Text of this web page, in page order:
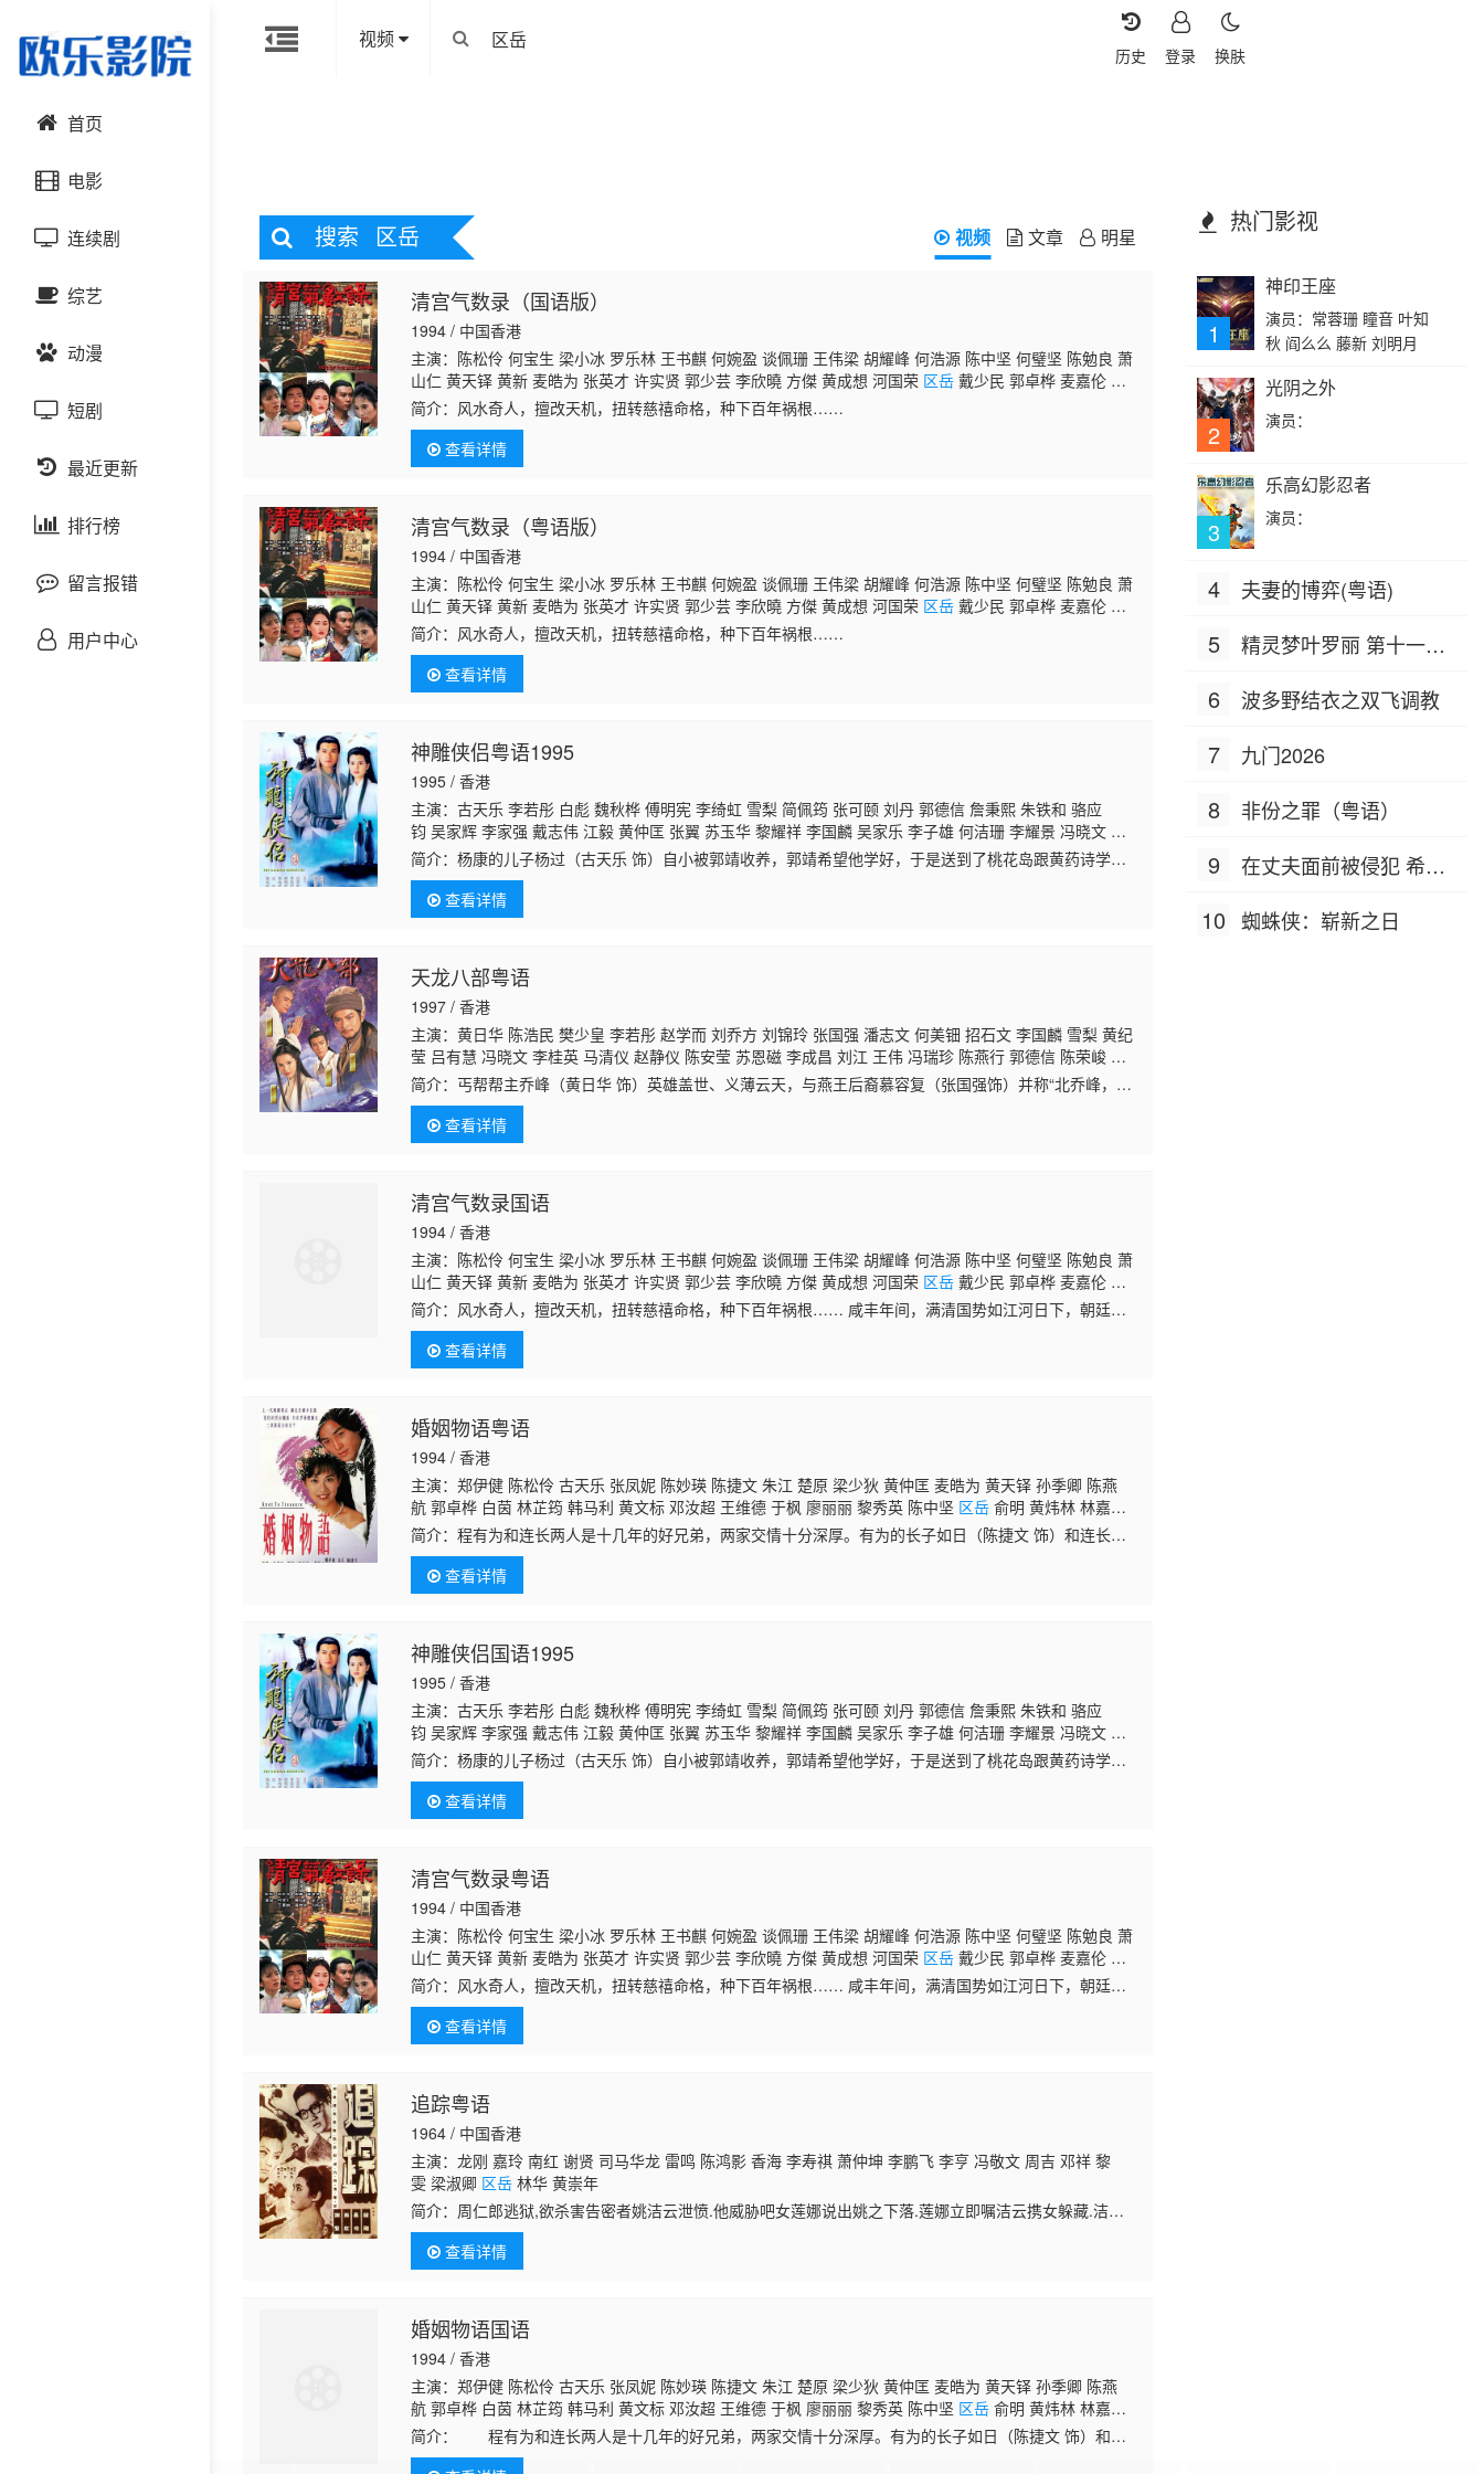
视频
换肤
登录
历史
首页
电影
动作片
喜剧片
爱情片
科幻片
恐怖片
剧情片
战争片
悬疑片
连续剧
国产剧
港台剧
日韩剧
欧美剧
泰国剧
综艺
大陆综艺
日韩综艺
港台综艺
欧美综艺
动漫
国产动漫
日韩动漫
欧美动漫
短剧
最近更新
排行榜
留言报错
用户中心
搜索 区岳 视频 文章 明星
清宫气数录（国语版）
1994 / 中国香港
主演：陈松伶 何宝生 梁小冰 罗乐林 王书麒 何婉盈 谈佩珊 王伟梁 胡耀峰 何浩源 陈中坚 何璧坚 陈勉良 萧
山仁 黄天铎 黄新 麦皓为 张英才 许实贤 郭少芸 李欣曉 方傑 黄成想 河国荣 区岳 戴少民 郭卓桦 麦嘉伦 张
延 虞天伟 黎秀英 黄炜林 吕剑光 梁钦棋 廖丽丽 黄文标 孙季卿 劉煒全 郑君宁 冯素波 萧玉燕 冯瑞珍 李耀
景 邓煜荣 谭一清 林家栋 李炜祺 邓汝超 凌汉 林珮君 蒋文端 王维德 邵卓尧 黄仲匡 刘桂芳 陈荣峻 游飙 薛
纯基 陆丽燕 温双燕 余慕莲 陈燕航
简介： 风水奇人，擅改天机，扭转慈禧命格，种下百年祸根……
查看详情
清宫气数录（粤语版）
1994 / 中国香港
主演：陈松伶 何宝生 梁小冰 罗乐林 王书麒 何婉盈 谈佩珊 王伟梁 胡耀峰 何浩源 陈中坚 何璧坚 陈勉良 萧
山仁 黄天铎 黄新 麦皓为 张英才 许实贤 郭少芸 李欣曉 方傑 黄成想 河国荣 区岳 戴少民 郭卓桦 麦嘉伦 张
延 虞天伟 黎秀英 黄炜林 吕剑光 梁钦棋 廖丽丽 黄文标 孙季卿 劉煒全 郑君宁 冯素波 萧玉燕 冯瑞珍 李耀
景 邓煜荣 谭一清 林家栋 李炜祺 邓汝超 凌汉 林珮君 蒋文端 王维德 邵卓尧 黄仲匡 刘桂芳 陈荣峻 游飙 薛
纯基 陆丽燕 温双燕 余慕莲 陈燕航
简介： 风水奇人，擅改天机，扭转慈禧命格，种下百年祸根……
查看详情
神雕侠侣粤语1995
1995 / 香港
主演：古天乐 李若彤 白彪 魏秋桦 傅明宪 李绮虹 雪梨 简佩筠 张可颐 刘丹 郭德信 詹秉熙 朱铁和 骆应
钧 吴家辉 李家强 戴志伟 江毅 黄仲匡 张翼 苏玉华 黎耀祥 李国麟 吴家乐 李子雄 何洁珊 李耀景 冯晓文 刘
江 李丽丽 陈启泰 蔡云霞 李桂英 黄智贤 温文英 刘家辉 冯素波 廖骏雄 李子奇 关菁 张鸿昌 罗兰 张延 黎汉
持 马海伦 蔡国庆 鲁振顺 焦雄 麦子云 陈狄克 廖丽丽 陈安莹 虞天伟 博君 游飙 吕剑光 孙季卿
左 戴少民 邓汝超 伍文生 汤俊明 张宏伟 薛纯基 何金灵 简文达
简介：杨康的儿子杨过（古天乐 饰）自小被郭靖收养，郭靖希望他学好，于是送到了桃花岛跟黄药诗学
习。杨过在桃花岛上整日被郭芙和大、小武欺负，一气之下独自出走了。杨过被古墓派的小龙女（李若彤
饰）收留，认她作
查看详情
天龙八部粤语
1997 / 香港
主演：黄日华 陈浩民 樊少皇 李若彤 赵学而 刘乔方 刘锦玲 张国强 潘志文 何美钿 招石文 李国麟 雪梨 黄纪
莹 吕有慧 冯晓文 李桂英 马清仪 赵静仪 陈安莹 苏恩磁 李成昌 刘江 王伟 冯瑞珍 陈燕行 郭德信 陈荣峻 江
汉 温双燕 李鸿杰 骆应钧 廖骏雄 麦子云 邵卓尧 麦长青 梁健平 梁钦棋 陈狄克 罗君左 余慕莲 李龙基 刘
丹 蔡国庆 陈中坚 凌汉
璧坚 龙志成 李海生 罗国维 艾威 鲍方 薛纯基 郭卓桦 沈宝思
简介： 丐帮帮主乔峰（黄日华 饰）英雄盖世、义薄云天，与燕王后裔慕容复（张国强饰）并称“北乔峰，南
慕容”。时值江湖上突发多起命案，乔峰在帮助慕容复洗刷嫌疑的同时，却不想被丐帮的阴谋党揭发了自己
的身世之谜，
查看详情
清宫气数录国语
1994 / 香港
主演：陈松伶 何宝生 梁小冰 罗乐林 王书麒 何婉盈 谈佩珊 王伟梁 胡耀峰 何浩源 陈中坚 何璧坚 陈勉良 萧
山仁 黄天铎 黄新 麦皓为 张英才 许实贤 郭少芸 李欣曉 方傑 黄成想 河国荣 区岳 戴少民 郭卓桦 麦嘉伦 张
延 虞天伟 黎秀英 黄炜林 吕剑光 梁钦棋 廖丽丽 黄文标 孙季卿 劉煒全 郑君宁 冯素波 萧玉燕 冯瑞珍 李耀
景 邓煜荣 谭一清 林家栋 李炜祺 邓汝超 凌汉 林珮君 蒋文端 王维德 邵卓尧 黄仲匡 刘桂芳 陈荣峻 游飙 薛
纯基 陆丽燕 温双燕 余慕莲 陈燕航
简介： 风水奇人，擅改天机，扭转慈禧命格，种下百年祸根…… 咸丰年间，满清国势如江河日下，朝廷钦
天监大臣廉抱山（罗乐林）受朝廷之命，寻找延续清室气数之法。 青年何虫（何宝生）原为一小庙的庙祝
（庙里从事
查看详情
婚姻物语粤语
1994 / 香港
主演：郑伊健 陈松伶 古天乐 张凤妮 陈妙瑛 陈捷文 朱江 楚原 梁少狄 黄仲匡 麦皓为 黄天铎 孙季卿 陈燕
航 郭卓桦 白茵 林芷筠 韩马利 黄文标 邓汝超 王维德 于枫 廖丽丽 黎秀英 陈中坚 区岳 俞明 黄炜林 林嘉
丽 麦嘉伦 张慧仪 戴志伟 苏恩磁 马清仪 谈泉庆 虞天伟 崔嘉宝 河国荣 颜仟汶 陈勉良 张宏伟 梁启智 凌
汉 马德钟 谈佩珊 李海生 刘玉琼 吴国敬 陈晓云 曾令茵 冯瑞珍 邓煜荣
简介：程有为和连长两人是十几年的好兄弟，两家交情十分深厚。有为的长子如日（陈捷文 饰）和连长的
长女至善（张凤妮 饰）恋爱多年，但如日生性桀骜不驯，迟迟没有成婚。两家老人十分心急，于是假称至
善已经怀孕，逼
查看详情
神雕侠侣国语1995
1995 / 香港
主演：古天乐 李若彤 白彪 魏秋桦 傅明宪 李绮虹 雪梨 简佩筠 张可颐 刘丹 郭德信 詹秉熙 朱铁和 骆应
钧 吴家辉 李家强 戴志伟 江毅 黄仲匡 张翼 苏玉华 黎耀祥 李国麟 吴家乐 李子雄 何洁珊 李耀景 冯晓文 刘
江 李丽丽 陈启泰 蔡云霞 李桂英 黄智贤 温文英 刘家辉 冯素波 廖骏雄 李子奇 关菁 张鸿昌 罗兰 张延 黎汉
持 马海伦 蔡国庆 鲁振顺 焦雄 麦子云 陈狄克 廖丽丽 陈安莹 虞天伟 博君 游飙 吕剑光 孙季卿
左 戴少民 邓汝超 伍文生 汤俊明 张宏伟 薛纯基 何金灵 简文达
简介：杨康的儿子杨过（古天乐 饰）自小被郭靖收养，郭靖希望他学好，于是送到了桃花岛跟黄药诗学
习。杨过在桃花岛上整日被郭芙和大、小武欺负，一气之下独自出走了。杨过被古墓派的小龙女（李若彤
饰）收留，认她作
查看详情
清宫气数录粤语
1994 / 中国香港
主演：陈松伶 何宝生 梁小冰 罗乐林 王书麒 何婉盈 谈佩珊 王伟梁 胡耀峰 何浩源 陈中坚 何璧坚 陈勉良 萧
山仁 黄天铎 黄新 麦皓为 张英才 许实贤 郭少芸 李欣曉 方傑 黄成想 河国荣 区岳 戴少民 郭卓桦 麦嘉伦 张
延 虞天伟 黎秀英 黄炜林 吕剑光 梁钦棋 廖丽丽 黄文标 孙季卿 劉煒全 郑君宁 冯素波 萧玉燕 冯瑞珍 李耀
景 邓煜荣 谭一清 林家栋 李炜祺 邓汝超 凌汉 林珮君 蒋文端 王维德 邵卓尧 黄仲匡 刘桂芳 陈荣峻 游飙 薛
纯基 陆丽燕 溫雙燕 余慕莲 陈燕航
简介： 风水奇人，擅改天机，扭转慈禧命格，种下百年祸根…… 咸丰年间，满清国势如江河日下，朝廷钦
天监大臣廉抱山（罗乐林）受朝廷之命，寻找延续清室气数之法。 青年何虫（何宝生）原为一小庙的庙祝
（庙里从事
查看详情
追踪粤语
1964 / 中国香港
主演：龙刚 嘉玲 南红 谢贤 司马华龙 雷鸣 陈鸿影 香海 李寿祺 萧仲坤 李鹏飞 李亨 冯敬文 周吉 邓祥 黎
雯 梁淑卿 区岳 林华 黄崇年
简介： 周仁郎逃狱,欲杀害告密者姚洁云泄愤.他威胁吧女莲娜说出姚之下落.莲娜立即嘱洁云携女躲藏.洁云
携女赴莲娜家途中因重病晕厥,幸好遇上女儿之老师高文深,助她到好友郑君豪医生处动手术保命及养病.仁郎
知道母女下
查看详情
婚姻物语国语
1994 / 香港
主演：郑伊健 陈松伶 古天乐 张凤妮 陈妙瑛 陈捷文 朱江 楚原 梁少狄 黄仲匡 麦皓为 黄天铎 孙季卿 陈燕
航 郭卓桦 白茵 林芷筠 韩马利 黄文标 邓汝超 王维德 于枫 廖丽丽 黎秀英 陈中坚 区岳 俞明 黄炜林 林嘉
丽 麦嘉伦 张慧仪 戴志伟 苏恩磁 马清仪 谈泉庆 虞天伟 崔嘉宝 河国荣 颜仟汶 陈勉良 张宏伟 梁启智 凌
汉 马德钟 谈佩珊 李海生 刘玉琼 吴国敬 陈晓云 曾令茵 冯瑞珍 邓煜荣
简介：
程有为和连长两人是十几年的好兄弟，两家交情十分深厚。有为的长子如日（陈捷文 饰）和连
长的长女至善（张凤妮 饰）恋爱多年，但如日生性桀骜不驯，迟迟没有成婚。两家老人十分心急，于是假
热门影视
1
神印王座
演员：常蓉珊 瞳音 叶知
秋 阎么么 藤新 刘明月
2
光阴之外
演员：
3
乐高幻影忍者
演员：
4 夫妻的博弈(粤语)
5
精灵梦叶罗丽 第十一季
6 波多野结衣之双飞调教
7 九门2026
8 非份之罪（粤语）
9
在丈夫面前被侵犯 希岛
10 蜘蛛侠：崭新之日